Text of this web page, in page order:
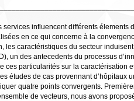
services influencent différents élements
en ce qui concerne à la
les caractéristiques du secteur
un des antecedents du processus
ces particularités sur la caractérisation
études de cas provennant d’hôpitaux
quatre points convergents.
de vecteurs, nous avons